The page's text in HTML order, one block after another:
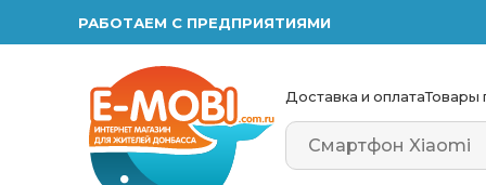
РАБОТАЕМ С ПРЕДПРИЯТИЯМИ
Доставка и оплатаТовары